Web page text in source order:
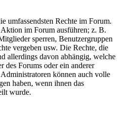
umfassendsten Rechte im Forum.
im Forum ausführen; z. B.
sperren, Benutzergruppen
vergeben usw. Die Rechte, die
allerdings davon abhängig, welche
des Forums oder ein anderer
können auch volle
haben, wenn ihnen das
wurde.